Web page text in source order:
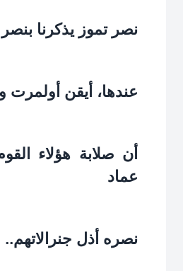
نصر تموز يذكرنا بنصر
عندها، أيقن أولمرت
أن صلابة هؤلاء
عماد‏
نصره أذل جنرالاتهم..‏